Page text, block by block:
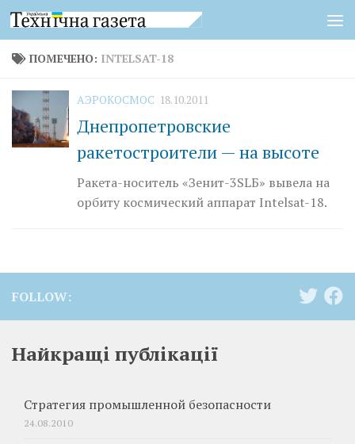
Перейти к содержимому
ПОМЕЧЕНО: INTELSAT-18
АЭРОКОСМОС 18.10.2011
Днепропетровские
ракетостроители — на высоте
Ракета-носитель «Зенит-3SLБ» вывела на
орбиту космический аппарат Intelsat-18.
FOLLOW:
Найкращі публікації
Стратегия промышленной безопасности
24.08.2010